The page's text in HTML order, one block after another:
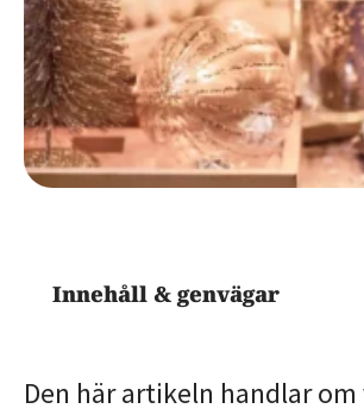
Innehåll & genvägar
Den här artikeln handlar om